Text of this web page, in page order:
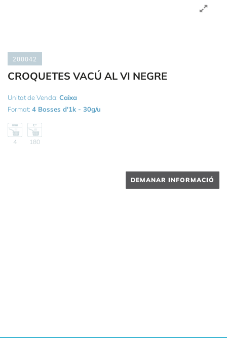
200042
CROQUETES VACÚ AL VI NEGRE
Unitat de Venda: Caixa
Format: 4 Bosses d'1k - 30g/u
4 180
DEMANAR INFORMACIÓ